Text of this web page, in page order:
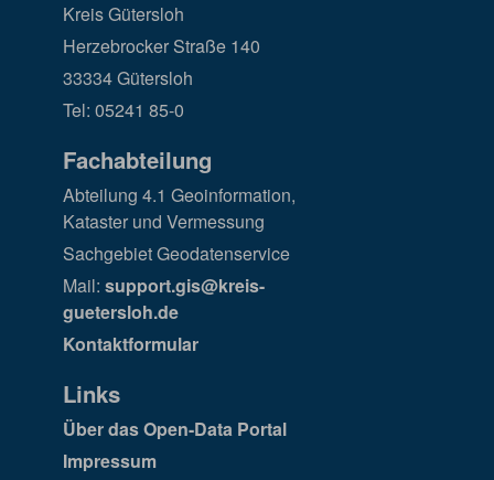
Kreis Gütersloh
Herzebrocker Straße 140
33334 Gütersloh
Tel: 05241 85-0
Fachabteilung
Abteilung 4.1 Geoinformation,
Kataster und Vermessung
Sachgebiet Geodatenservice
Mail: support.gis@kreis-
guetersloh.de
Kontaktformular
Links
Über das Open-Data Portal
Impressum